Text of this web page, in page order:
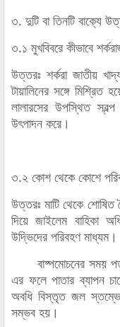
৩. দুটি বা তিনটি বাক্যে
৩.১ মুখবিবরে কীভাবে
উত্তরঃ শর্করা জাতীয়
টায়ালিনের সঙ্গে
লালারসের উপস্থিত
উৎপাদন করে।
৩.২ কোশ থেকে কোশে
উত্তরঃ মাটি থেকে
দিয়ে জাইলেম
উদ্ভিদের পরিবহণ মাধ্যম।
বাষ্পমোচনের সময়
এর ফলে পাতার ব্যাপন
অবধি বিস্তৃত জল স্তম্ভে
সম্ভব হয়।